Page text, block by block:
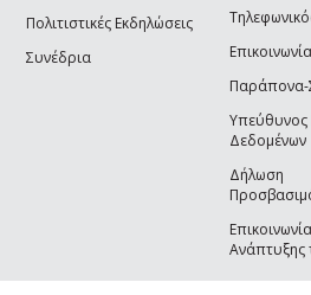
Πολιτιστικές Εκδηλώσεις
Συνέδρια
Επικοινωνία
Παράπονα-
Δεδομένων
Δήλωση
Ανάπτυξης